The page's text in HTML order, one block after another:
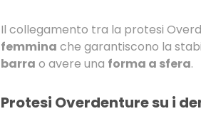
Il collegamento tra la protesi
femmina che garantiscono la
barra o avere una forma a sfera.
Protesi Overdenture su i